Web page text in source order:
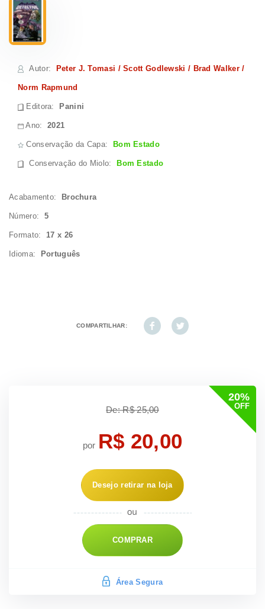
Autor: Peter J. Tomasi / Scott Godlewski / Brad Walker /
Norm Rapmund
Editora: Panini
Ano:2021
Conservação da Capa: Bom Estado
Conservação do Miolo: Bom Estado
Acabamento: Brochura
Número: 5
Formato: 17 x 26
Idioma: Português
COMPARTILHAR:
20%
OFF
De: R$ 25,00
por R$ 20,00
Desejo retirar na loja
COMPRAR
Área Segura